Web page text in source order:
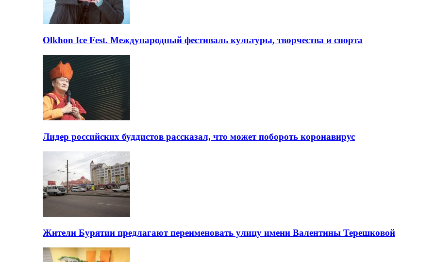
Olkhon Ice Fest. Международный фестиваль культуры, творчества и спорта
Лидер российских буддистов рассказал, что может побороть коронавирус
Жители Бурятии предлагают переименовать улицу имени Валентины Терешковой